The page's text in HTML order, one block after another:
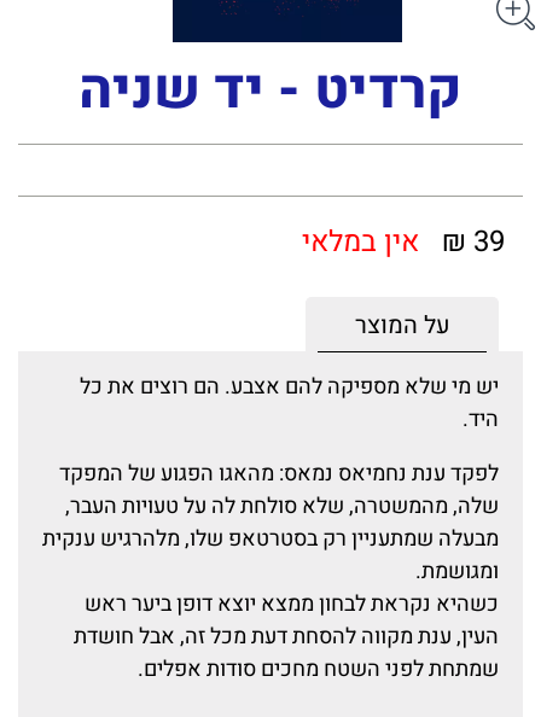
קרדיט - יד שניה
39 ₪ אין במלאי
על המוצר
יש מי שלא מספיקה להם אצבע. הם רוצים את כל
היד.
לפקד ענת נחמיאס נמאס: מהאגו הפגוע של המפקד
שלה, מהמשטרה, שלא סולחת לה על טעויות העבר,
מבעלה שמתעניין רק בסטרטאפ שלו, מלהרגיש ענקית
ומגושמת.
כשהיא נקראת לבחון ממצא יוצא דופן ביער ראש
העין, ענת מקווה להסחת דעת מכל זה, אבל חושדת
שמתחת לפני השטח מחכים סודות אפלים.